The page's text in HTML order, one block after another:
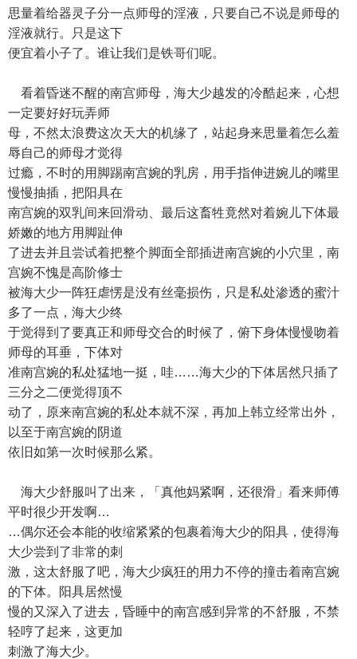
思量着给器灵子分一点师母的淫液，只要自己不说是师母的
淫液就行。只是这下
便宜着小子了。谁让我们是铁哥们呢。
看着昏迷不醒的南宫师母，海大少越发的冷酷起来，心想
一定要好好玩弄师
母，不然太浪费这次天大的机缘了，站起身来思量着怎么羞
辱自己的师母才觉得
过瘾，不时的用脚踢南宫婉的乳房，用手指伸进婉儿的嘴里
慢慢抽插，把阳具在
南宫婉的双乳间来回滑动、最后这畜牲竟然对着婉儿下体最
娇嫩的地方用脚趾伸
了进去并且尝试着把整个脚面全部插进南宫婉的小穴里，南
宫婉不愧是高阶修士
被海大少一阵狂虐愣是没有丝毫损伤，只是私处渗透的蜜汁
多了一点，海大少终
于觉得到了要真正和师母交合的时候了，俯下身体慢慢吻着
师母的耳垂，下体对
准南宫婉的私处猛地一挺，哇……海大少的下体居然只插了
三分之二便觉得顶不
动了，原来南宫婉的私处本就不深，再加上韩立经常出外，
以至于南宫婉的阴道
依旧如第一次时候那么紧。
海大少舒服叫了出来，「真他妈紧啊，还很滑」看来师傅
平时很少开发啊…
…偶尔还会本能的收缩紧紧的包裹着海大少的阳具，使得海
大少尝到了非常的刺
激，这太舒服了吧，海大少疯狂的用力不停的撞击着南宫婉
的下体。阳具居然慢
慢的又深入了进去，昏睡中的南宫感到异常的不舒服，不禁
轻哼了起来，这更加
刺激了海大少。